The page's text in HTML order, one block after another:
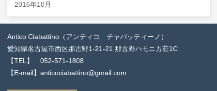
2016年10月
Antico Ciabattino（アンティコ チャバッティーノ）
愛知県名古屋市西区那古野1-21-21 那古野ハモニカ荘1C
【TEL】 052-571-1808
【E-mail】anticociabattino@gmail.com